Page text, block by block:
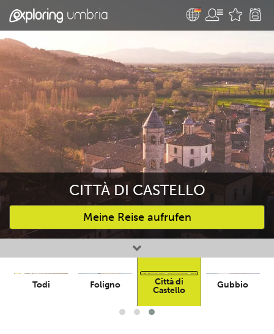
CITTÀ DI CASTELLO
Meine Reise aufrufen
Bevorzugte Aktivitäten
Todi Foligno
Città di
Castello
Gubbio